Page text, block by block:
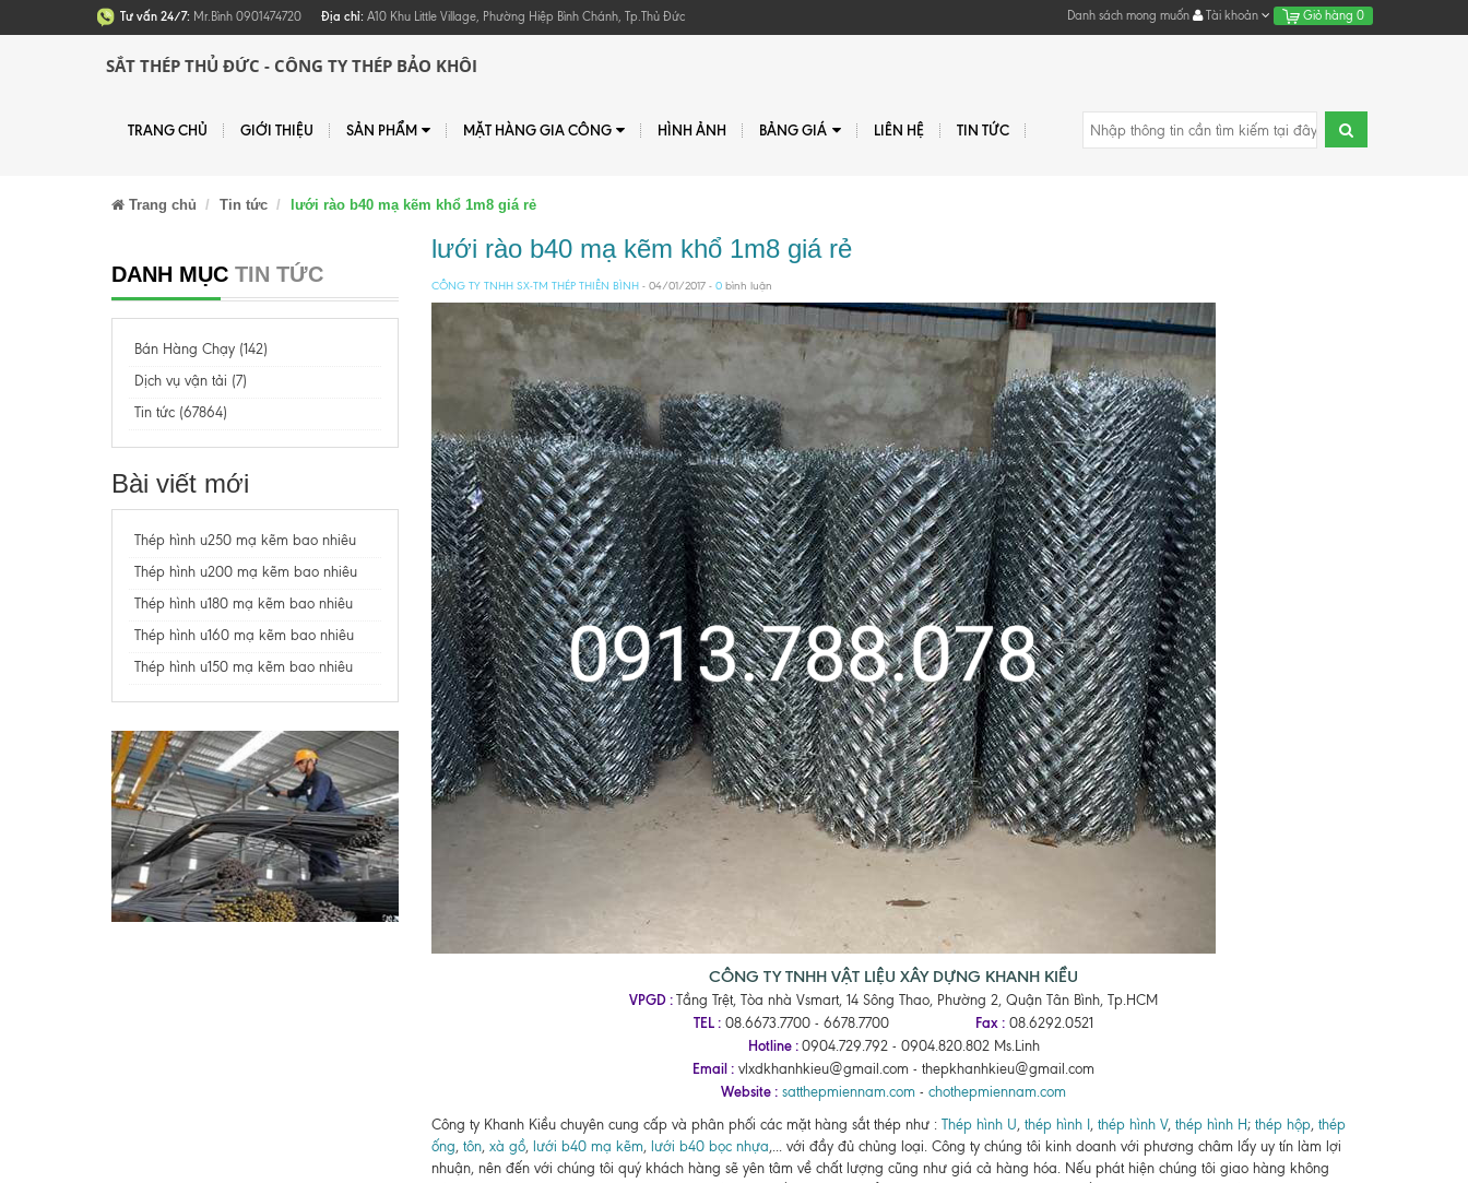
Tư vấn 24/7: Mr.Bình 0901474720 Địa chỉ: A10 Khu Little Village, Phường Hiệp Bình Chánh, Tp.Thủ Đức Danh sách mong muốn Tài khoản Giỏ hàng 0
SẮT THÉP THỦ ĐỨC - CÔNG TY THÉP BẢO KHÔI
TRANG CHỦ GIỚI THIỆU SẢN PHẨM MẶT HÀNG GIA CÔNG HÌNH ẢNH BẢNG GIÁ LIÊN HỆ TIN TỨC
Trang chủ Tin tức lưới rào b40 mạ kẽm khổ 1m8 giá rẻ
DANH MỤC TIN TỨC
Bán Hàng Chạy (142)
Dịch vụ vận tải (7)
Tin tức (67864)
Bài viết mới
Thép hình u250 mạ kẽm bao nhiêu
Thép hình u200 mạ kẽm bao nhiêu
Thép hình u180 mạ kẽm bao nhiêu
Thép hình u160 mạ kẽm bao nhiêu
Thép hình u150 mạ kẽm bao nhiêu
lưới rào b40 mạ kẽm khổ 1m8 giá rẻ
CÔNG TY TNHH SX-TM THÉP THIÊN BÌNH- 04/01/2017 - 0bình luận
CÔNG TY TNHH VẬT LIỆU XÂY DỰNG KHANH KIỀU
VPGD :Tầng Trệt, Tòa nhà Vsmart, 14 Sông Thao, Phường 2, Quận Tân Bình, Tp.HCM
TEL : 08.6673.7700 - 6678.7700 Fax : 08.6292.0521
Hotline : 0904.729.792 - 0904.820.802 Ms.Linh
Email : vlxdkhanhkieu@gmail.com - thepkhanhkieu@gmail.com
Website : satthepmiennam.com -chothepmiennam.com
Công ty Khanh Kiều chuyên cung cấp và phân phối các mặt hàng sắt thép như : Thép hình U,thép hình I , thép hình V, thép hình H; thép hộp, thép
ống,tôn, xà gồ, lưới b40 mạ kẽm, lưới b40 bọc nhựa,... với đầy đủ chủng loại. Công ty chúng tôi kinh doanh với phương châm lấy uy tín làm lợi
nhuận, nên đến với chúng tôi quý khách hàng sẽ yên tâm về chất lượng cũng như giá cả hàng hóa. Nếu phát hiện chúng tôi giao hàng không